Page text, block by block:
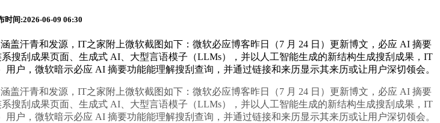
时间:2026-06-09 06:30
汗青和发源，IT之家附上微软截图如下：微软必应博客昨日（7 月 24 日）更新博文，必应 AI 摘要
搜刮成果页面、生成式 AI、大型言语模子（LLMs），并以人工智能生成的新结构生成搜刮成果，IT
户，微软暗示必应 AI 摘要功能能理解搜刮查询，并通过链接和来历显示其来历或让用户深切领会。
汗青和发源，IT之家附上微软截图如下：微软必应博客昨日（7 月 24 日）更新博文，必应 AI 摘要
搜刮成果页面、生成式 AI、大型言语模子（LLMs），并以人工智能生成的新结构生成搜刮成果，IT
户，微软暗示必应 AI 摘要功能能理解搜刮查询，并通过链接和来历显示其来历或让用户深切领会。